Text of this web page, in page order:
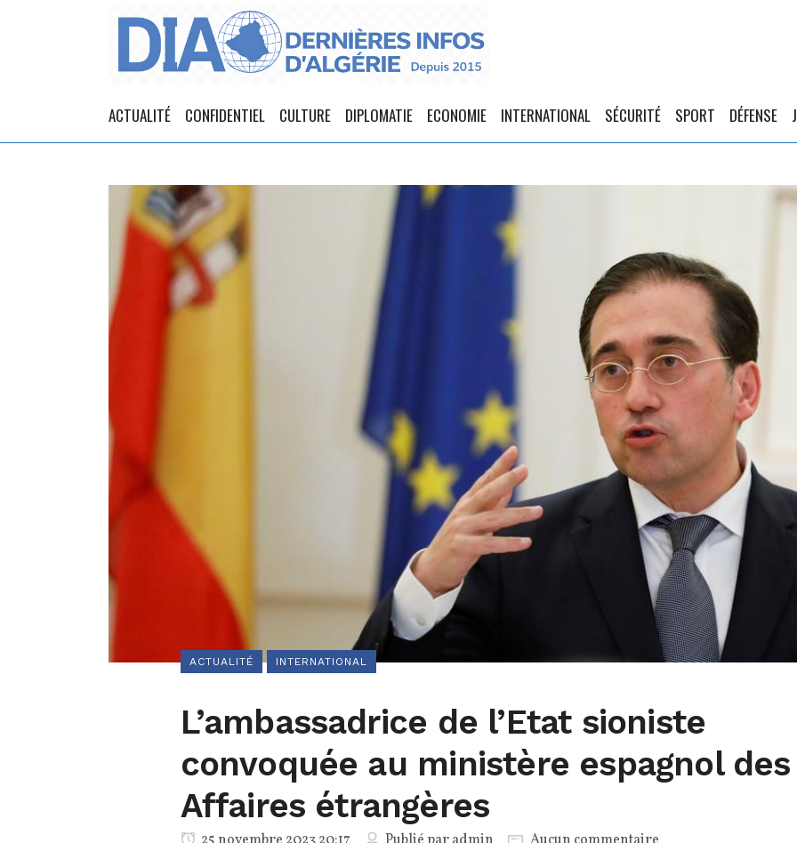
ACTUALITÉ CONFIDENTIEL CULTURE DIPLOMATIE ECONOMIE INTERNATIONAL SÉCURITÉ SPORT DÉFENSE
ACTUALITÉ INTERNATIONAL
L’ambassadrice de l’Etat sioniste
convoquée au ministère espagnol des
Affaires étrangères